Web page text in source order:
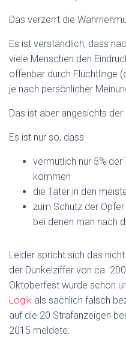
Das verzerrt die
Es ist verständlich, dass
viele Menschen den
offenbar durch Flüchtlinge
je nach persönlicher
Das ist aber angesichts der
Es ist nur so, dass
vermutlich nur 5%
kommen
die Täter in den
zum Schutz der
bei denen man nach
Leider spricht sich das
der Dunkelziffer von ca.
Oktoberfest wurde schon
Logik als sachlich falsch
auf die 20 Strafanzeigen
2015 meldete: